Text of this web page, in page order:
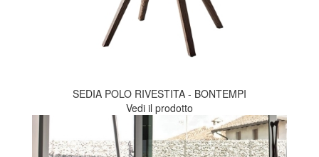
SEDIA POLO RIVESTITA - BONTEMPI
Vedi il prodotto